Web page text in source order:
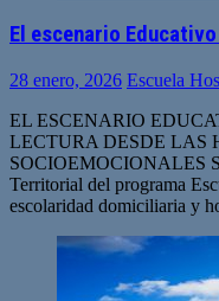
El escenario
28 enero, 2026 Escuela
EL ESCENARIO
LECTURA DESDE LAS
SOCIOEMOCIONALES
Territorial del programa
escolaridad domiciliaria y